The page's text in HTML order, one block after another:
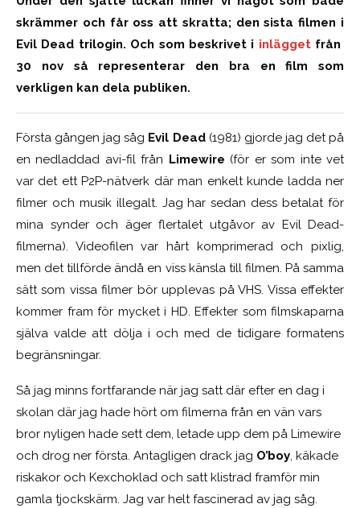
skrämmer och får oss att skratta; den sista filmen i
Evil Dead trilogin. Och som beskrivet i inläggetfrån
30 nov så representerar den bra en film som
verkligen kan dela publiken.
Första gången jag såg Evil Dead(1981) gjorde jag det på
en nedladdad avi-fil från Limewire (för er som inte vet
var det ett P2P-nätverk där man enkelt kunde ladda ner
filmer och musik illegalt. Jag har sedan dess betalat för
mina synder och äger flertalet utgåvor av Evil Dead-
filmerna). Videofilen var hårt komprimerad och pixlig,
men det tillförde ändå en viss känsla till filmen. På samma
sätt som vissa filmer bör upplevas på VHS. Vissa effekter
kommer fram för mycket i HD. Effekter som filmskaparna
själva valde att dölja i och med de tidigare formatens
begränsningar.
Så jag minns fortfarande när jag satt där efter en dag i
skolan där jag hade hört om filmerna från en vän vars
bror nyligen hade sett dem, letade upp dem på Limewire
och drog ner första. Antagligen drack jag O’boy, käkade
riskakor och Kexchoklad och satt klistrad framför min
gamla tjockskärm. Jag var helt fascinerad av jag såg.